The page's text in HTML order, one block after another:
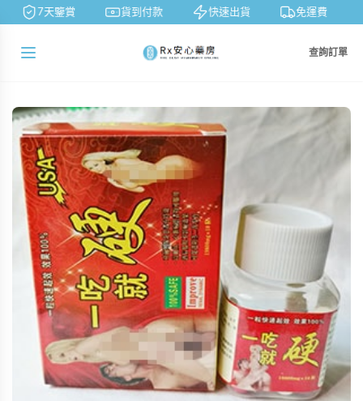
7天鑒賞 貨到付款 快速出貨 免運費
查詢訂單